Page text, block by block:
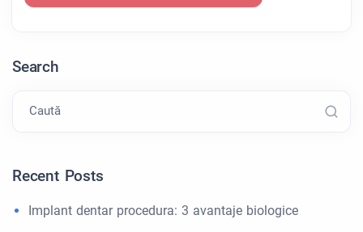
Search
Caută
Recent Posts
Implant dentar procedura: 3 avantaje biologice